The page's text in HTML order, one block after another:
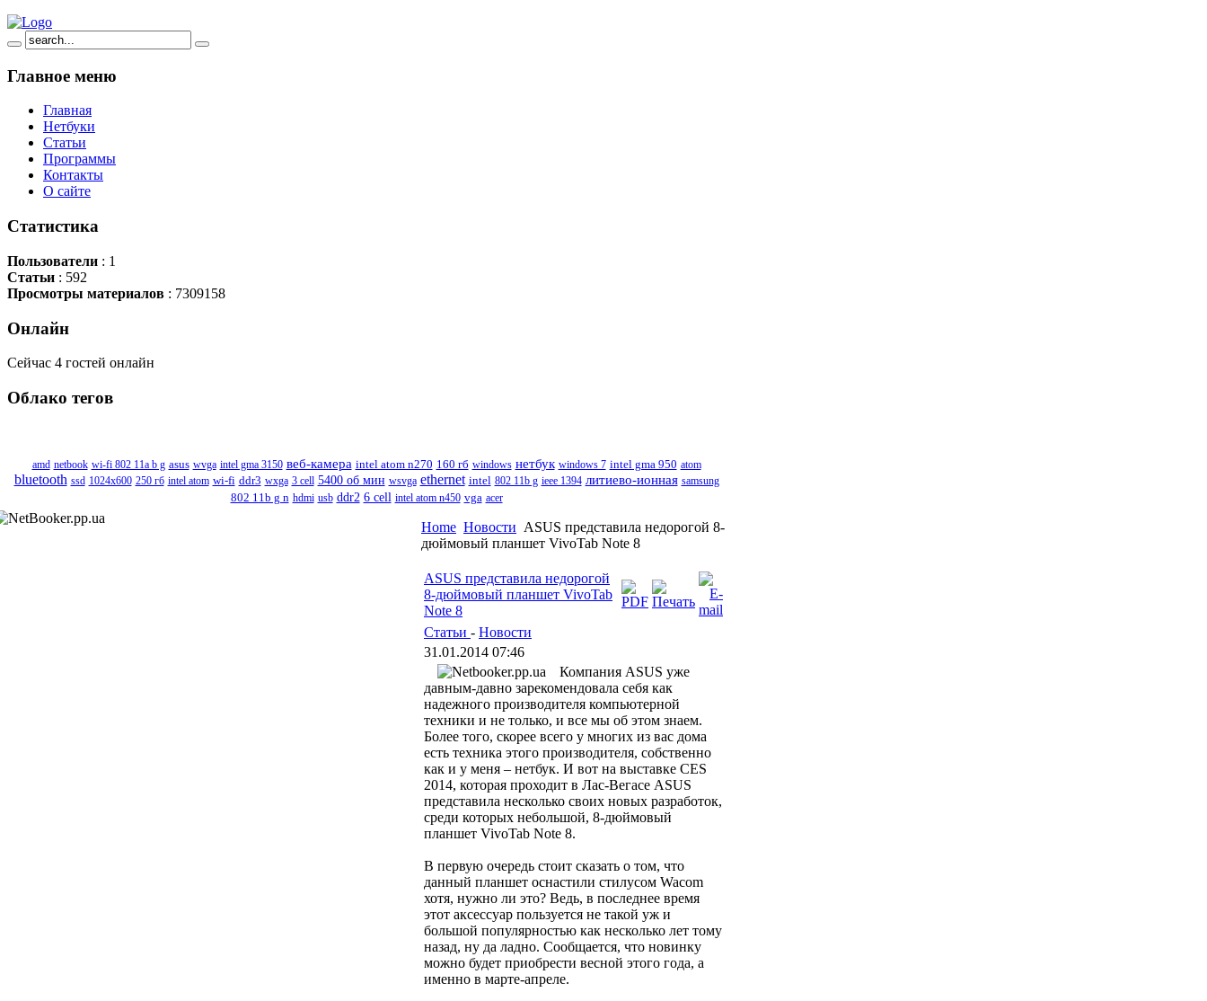
Главное меню
Главная
Нетбуки
Статьи
Программы
Контакты
О сайте
Статистика
Пользователи : 1
Статьи : 592
Просмотры материалов : 7309158
Онлайн
Сейчас 4 гостей онлайн
Облако тегов
amd netbook wi-fi 802 11a b g asus wvga intel gma 3150 веб-камера intel atom n270 160 гб windows нетбук windows 7 intel gma 950 atom
bluetooth ssd 1024x600 250 гб intel atom wi-fi ddr3 wxga 3 cell 5400 об мин wsvga ethernet intel 802 11b g ieee 1394 литиево-ионная samsung
802 11b g n hdmi usb ddr2 6 cell intel atom n450 vga acer
Home Новости ASUS представила недорогой 8-
дюймовый планшет VivoTab Note 8
ASUS представила недорогой
8-дюймовый планшет VivoTab
Note 8
Статьи - Новости
31.01.2014 07:46
Компания ASUS уже
давным-давно зарекомендовала себя как
надежного производителя компьютерной
техники и не только, и все мы об этом знаем.
Более того, скорее всего у многих из вас дома
есть техника этого производителя, собственно
как и у меня – нетбук. И вот на выставке CES
2014, которая проходит в Лас-Вегасе ASUS
представила несколько своих новых разработок,
среди которых небольшой, 8-дюймовый
планшет VivoTab Note 8.
В первую очередь стоит сказать о том, что
данный планшет оснастили стилусом Wacom
хотя, нужно ли это? Ведь, в последнее время
этот аксессуар пользуется не такой уж и
большой популярностью как несколько лет тому
назад, ну да ладно. Сообщается, что новинку
можно будет приобрести весной этого года, а
именно в марте-апреле.